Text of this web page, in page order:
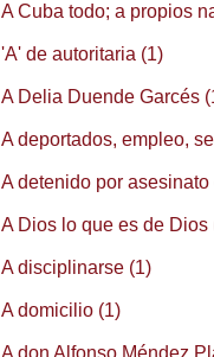
A Cuba todo; a propios
'A' de autoritaria (1)
A Delia Duende Garcés
A deportados, empleo,
A detenido por
A Dios lo que es de Dios
A disciplinarse (1)
A domicilio (1)